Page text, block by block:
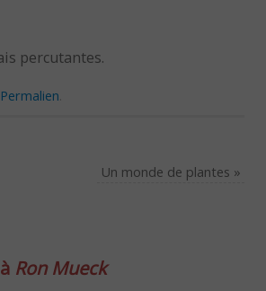
percutantes.
Permalien.
Un monde de plantes »
Ron Mueck